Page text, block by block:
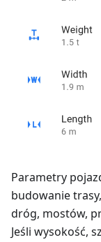
Parametry
budowanie
dróg, mostów,
Jeśli wysokość,